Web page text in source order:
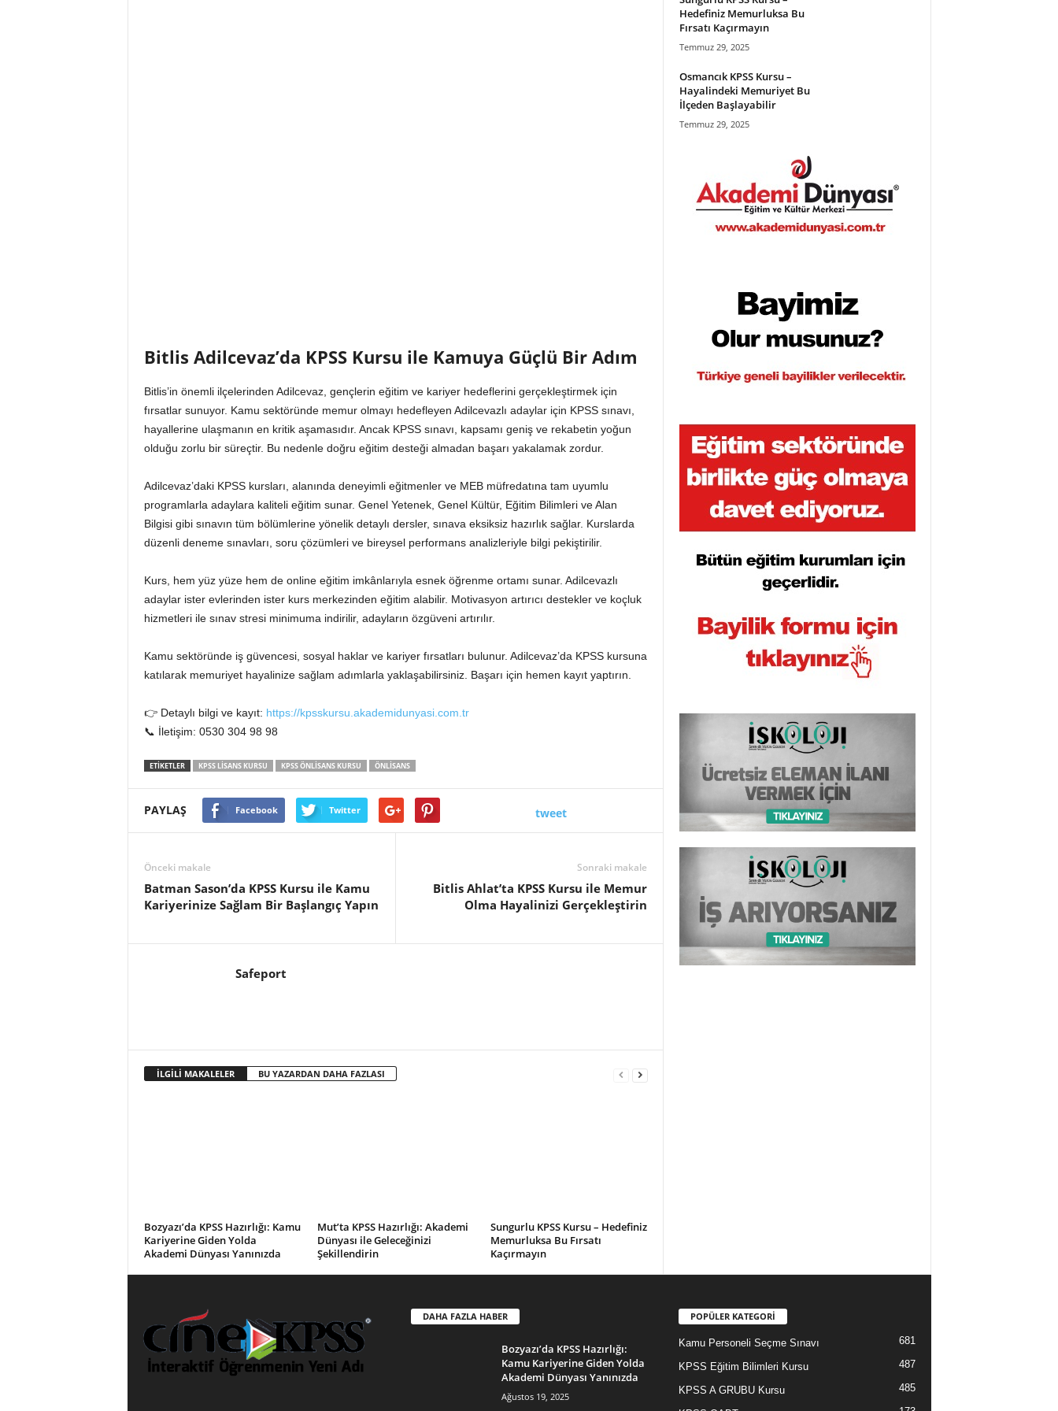
Bitlis Adilcevaz’da KPSS Kursu ile Kamuya Güçlü Bir Adım
Bitlis’in önemli ilçelerinden Adilcevaz, gençlerin eğitim ve kariyer hedeflerini gerçekleştirmek için
fırsatlar sunuyor. Kamu sektöründe memur olmayı hedefleyen Adilcevazlı adaylar için KPSS sınavı,
hayallerine ulaşmanın en kritik aşamasıdır. Ancak KPSS sınavı, kapsamı geniş ve rekabetin yoğun
olduğu zorlu bir süreçtir. Bu nedenle doğru eğitim desteği almadan başarı yakalamak zordur.
Adilcevaz’daki KPSS kursları, alanında deneyimli eğitmenler ve MEB müfredatına tam uyumlu
programlarla adaylara kaliteli eğitim sunar. Genel Yetenek, Genel Kültür, Eğitim Bilimleri ve Alan
Bilgisi gibi sınavın tüm bölümlerine yönelik detaylı dersler, sınava eksiksiz hazırlık sağlar. Kurslarda
düzenli deneme sınavları, soru çözümleri ve bireysel performans analizleriyle bilgi pekiştirilir.
Kurs, hem yüz yüze hem de online eğitim imkânlarıyla esnek öğrenme ortamı sunar. Adilcevazlı
adaylar ister evlerinden ister kurs merkezinden eğitim alabilir. Motivasyon artırıcı destekler ve koçluk
hizmetleri ile sınav stresi minimuma indirilir, adayların özgüveni artırılır.
Kamu sektöründe iş güvencesi, sosyal haklar ve kariyer fırsatları bulunur. Adilcevaz’da KPSS kursuna
katılarak memuriyet hayalinize sağlam adımlarla yaklaşabilirsiniz. Başarı için hemen kayıt yaptırın.
👉 Detaylı bilgi ve kayıt: https://kpsskursu.akademidunyasi.com.tr
📞 İletişim: 0530 304 98 98
ETİKETLER KPSS LISANS KURSU KPSS ÖNLISANS KURSU ÖNLISANS
PAYLAŞ Facebook Twitter tweet
Önceki makale
Batman Sason’da KPSS Kursu ile Kamu
Kariyerinize Sağlam Bir Başlangıç Yapın
Sonraki makale
Bitlis Ahlat’ta KPSS Kursu ile Memur
Olma Hayalinizi Gerçekleştirin
Safeport
İLGİLİ MAKALELER BU YAZARDAN DAHA FAZLASI
Bozyazı’da KPSS Hazırlığı: Kamu
Kariyerine Giden Yolda
Akademi Dünyası Yanınızda
Mut’ta KPSS Hazırlığı: Akademi
Dünyası ile Geleceğinizi
Şekillendirin
Sungurlu KPSS Kursu – Hedefiniz
Memurluksa Bu Fırsatı
Kaçırmayın
Hedefiniz Memurluksa Bu
Fırsatı Kaçırmayın
Temmuz 29, 2025
Osmancık KPSS Kursu –
Hayalindeki Memuriyet Bu
İlçeden Başlayabilir
Temmuz 29, 2025
DAHA FAZLA HABER
Bozyazı’da KPSS Hazırlığı:
Kamu Kariyerine Giden Yolda
Akademi Dünyası Yanınızda
Ağustos 19, 2025
POPÜLER KATEGORİ
Kamu Personeli Seçme Sınavı 681
KPSS Eğitim Bilimleri Kursu 487
KPSS A GRUBU Kursu 485